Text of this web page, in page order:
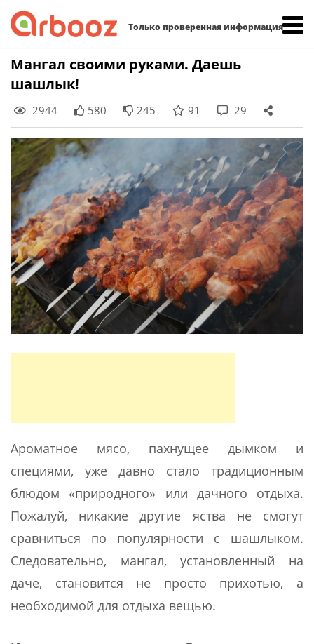
Только проверенная информация
Skip
Мангал своими руками. Даешь
шашлык!
2944 580 245 91 29
Ароматное мясо, пахнущее дымком и
специями, уже давно стало традиционным
блюдом «природного» или дачного отдыха.
Пожалуй, никакие другие яства не смогут
сравниться по популярности с шашлыком.
Следовательно, мангал, установленный на
даче, становится не просто прихотью, а
необходимой для отдыха вещью.
Найти: